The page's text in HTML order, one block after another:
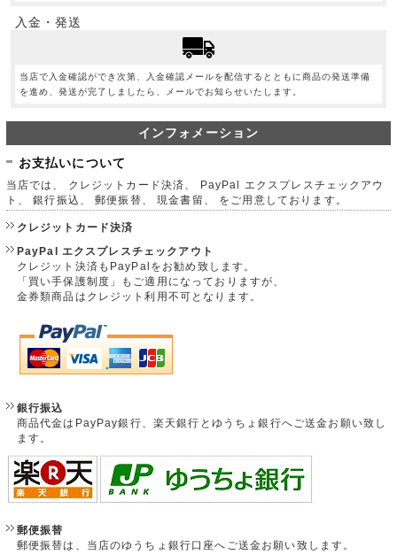
入金・発送
当店で入金確認ができ次第、入金確認メールを配信するとともに商品の発送準備
を進め、発送が完了しましたら、メールでお知らせいたします。
インフォメーション
お支払いについて
当店では、 クレジットカード決済、 PayPal エクスプレスチェックアウ
ト、 銀行振込、 郵便振替、 現金書留、 をご用意しております。
クレジットカード決済
PayPal エクスプレスチェックアウト
クレジット決済もPayPalをお勧め致します。
「買い手保護制度」もご適用になっておりますが、
金券類商品はクレジット利用不可となります。
銀行振込
商品代金はPayPay銀行、楽天銀行とゆうちょ銀行へご送金お願い致し
ます。
郵便振替
郵便振替は、当店のゆうちょ銀行口座へご送金お願い致します。